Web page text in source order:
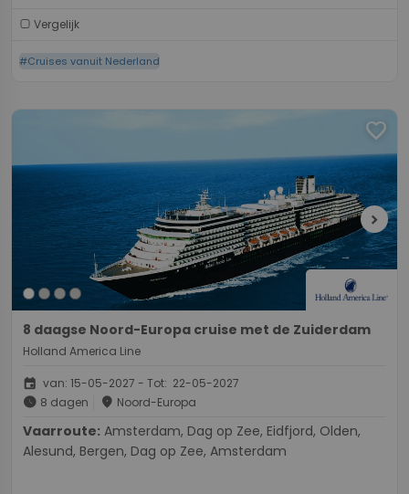
Vergelijk
#Cruises vanuit Nederland
favorite
chevron_right
8 daagse Noord-Europa cruise met de Zuiderdam
Holland America Line
event van: 15-05-2027 - Tot: 22-05-2027
schedule 8 dagen place Noord-Europa
Vaarroute:
Alesund, Bergen, Dag op Zee, Amsterdam